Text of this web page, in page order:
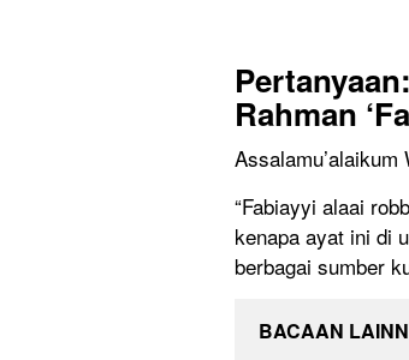
Rahman
Assalamu’alaikum
“Fabiayyi alaai
kenapa ayat ini di
berbagai sumber
BACAAN